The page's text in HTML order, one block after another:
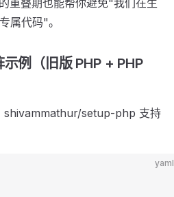
重叠期也能帮你避免"我们在生
属代码"。
例（旧版 PHP + PHP
shivammathur/setup-php 支持
yaml